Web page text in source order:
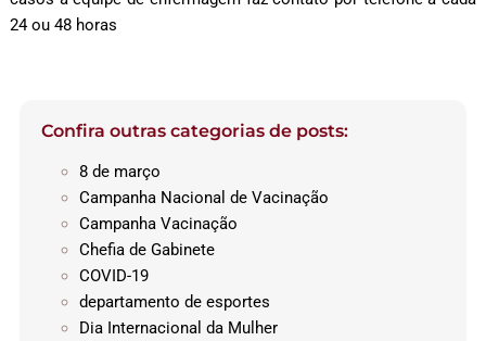
24 ou 48 horas
Confira outras categorias de posts:
8 de março
Campanha Nacional de Vacinação
Campanha Vacinação
Chefia de Gabinete
COVID-19
departamento de esportes
Dia Internacional da Mulher